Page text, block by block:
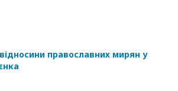
православних мирян у